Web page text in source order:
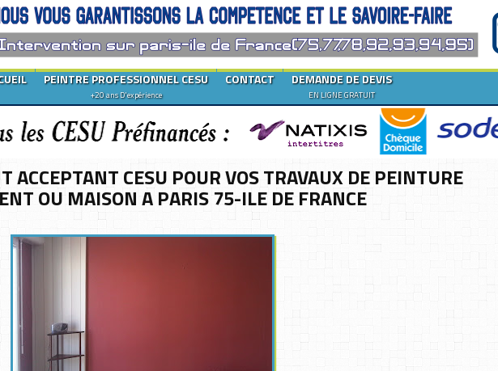
DEMANDE DE DEVIS
EN LIGNE GRATUIT
CONTACT
PEINTRE PROFESSIONNEL CESU
+20 ans D'expérience
ACCEPTANT CESU POUR VOS TRAVAUX DE PEINTURE
OU MAISON A PARIS 75-ILE DE FRANCE